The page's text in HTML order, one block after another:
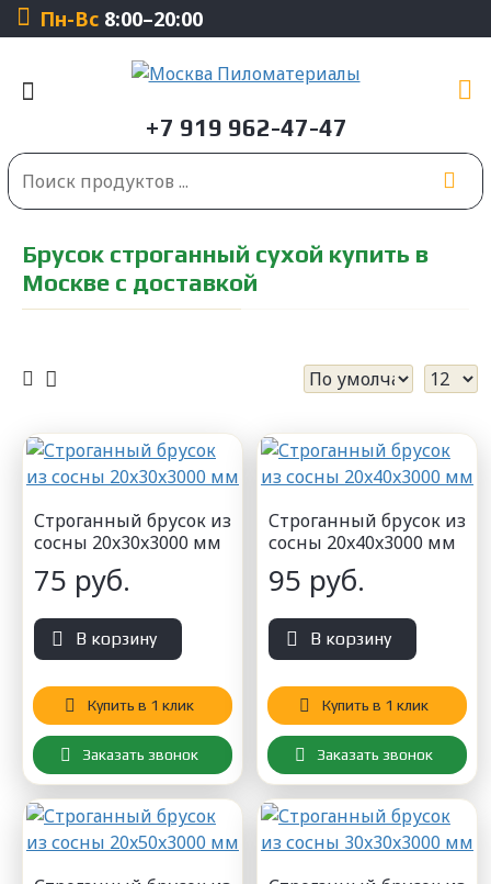
Пн-Вс 8:00–20:00
Брусок строганный сухой купить в
Москве с доставкой
Строганный брусок из
сосны 20x30x3000 мм
75 руб.
В корзину
Купить в 1 клик
Заказать звонок
Строганный брусок из
сосны 20x40x3000 мм
95 руб.
В корзину
Купить в 1 клик
Заказать звонок